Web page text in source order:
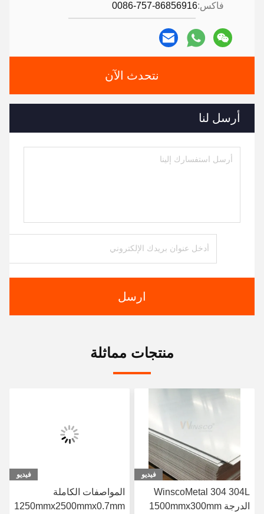
فاكس:0086-757-86856916
نتحدث الآن
أرسل لنا
ارسل
منتجات مماثلة
فيديو
WinscoMetal 304 304L
الدرجة 1500mmx300mm
فيديو
المواصفات الكاملة
1250mmx2500mmx0.7mm